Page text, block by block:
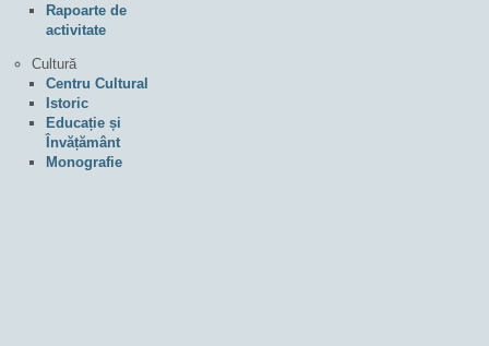
Rapoarte de
activitate
Cultură
Centru Cultural
Istoric
Educație și
Învățământ
Monografie